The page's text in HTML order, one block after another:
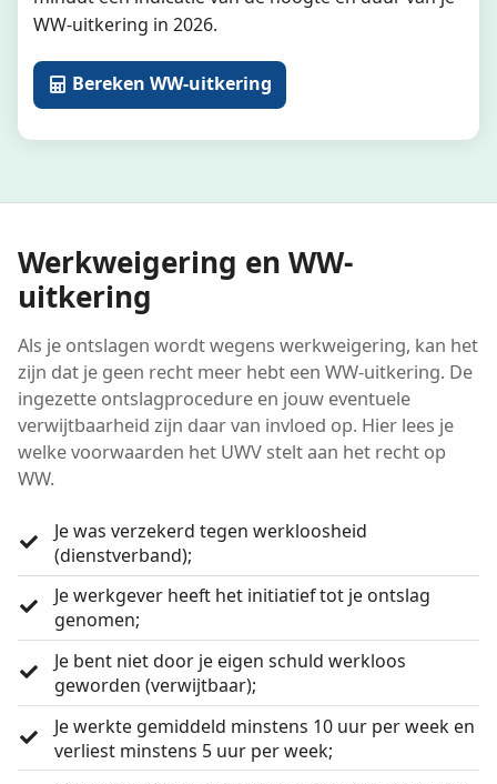
WW-uitkering in 2026.
Bereken WW-uitkering
Werkweigering en WW-
uitkering
Als je ontslagen wordt wegens werkweigering, kan het
zijn dat je geen recht meer hebt een WW-uitkering. De
ingezette ontslagprocedure en jouw eventuele
verwijtbaarheid zijn daar van invloed op. Hier lees je
welke voorwaarden het UWV stelt aan het recht op
WW.
Je was verzekerd tegen werkloosheid
(dienstverband);
Je werkgever heeft het initiatief tot je ontslag
genomen;
Je bent niet door je eigen schuld werkloos
geworden (verwijtbaar);
Je werkte gemiddeld minstens 10 uur per week en
verliest minstens 5 uur per week;